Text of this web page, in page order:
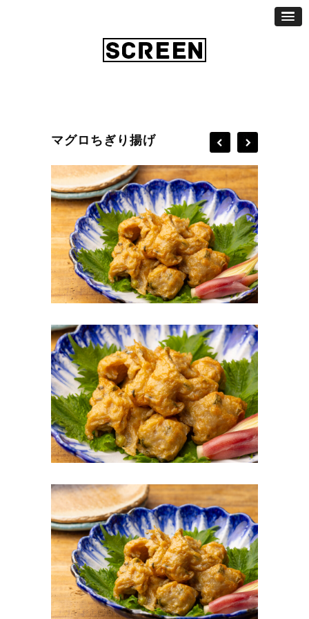
マグロちぎり揚げ